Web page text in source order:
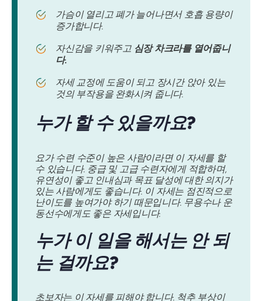
가슴이 열리고 폐가 늘어나면서 호흡 용량이
증가합니다.
자신감을 키워주고 심장 차크라를 열어줍니
다.
자세 교정에 도움이 되고 장시간 앉아 있는
것의 부작용을 완화시켜 줍니다.
누가 할 수 있을까요?
요가 수련 수준이 높은 사람이라면 이 자세를 할
수 있습니다. 중급 및 고급 수련자에게 적합하며,
유연성이 좋고 인내심과 목표 달성에 대한 의지가
있는 사람에게도 좋습니다. 이 자세는 점진적으로
난이도를 높여가야 하기 때문입니다. 무용수나 운
동선수에게도 좋은 자세입니다.
누가 이 일을 해서는 안 되
는 걸까요?
초보자는 이 자세를 피해야 합니다. 척추 부상이